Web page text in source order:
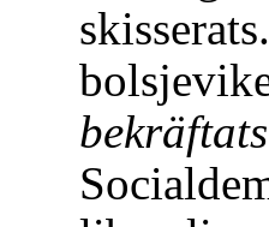
bekräftats